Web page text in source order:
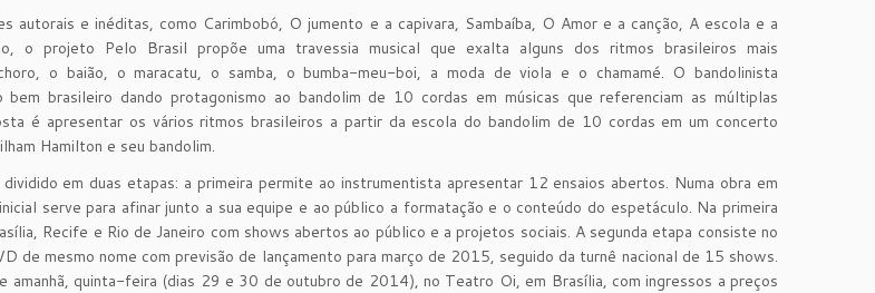
autorais e inéditas, como Carimbobó, O jumento e a capivara, Sambaíba, O Amor e a canção, A escola e a
o projeto Pelo Brasil propõe uma travessia musical que exalta alguns dos ritmos brasileiros mais
o baião, o maracatu, o samba, o bumba-meu-boi, a moda de viola e o chamamé. O bandolinista
bem brasileiro dando protagonismo ao bandolim de 10 cordas em músicas que referenciam as múltiplas
é apresentar os vários ritmos brasileiros a partir da escola do bandolim de 10 cordas em um concerto
Hamilton e seu bandolim.
em duas etapas: a primeira permite ao instrumentista apresentar 12 ensaios abertos. Numa obra em
serve para afinar junto a sua equipe e ao público a formatação e o conteúdo do espetáculo. Na primeira
Recife e Rio de Janeiro com shows abertos ao público e a projetos sociais. A segunda etapa consiste no
de mesmo nome com previsão de lançamento para março de 2015, seguido da turnê nacional de 15 shows.
amanhã, quinta-feira (dias 29 e 30 de outubro de 2014), no Teatro Oi, em Brasília, com ingressos a preços